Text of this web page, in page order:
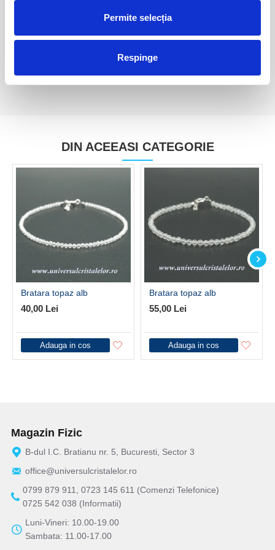
Permite selecția
Respinge
Pandantiv topaz
15,00 Lei
Pandantiv topaz
60,00 Lei
DIN ACEEASI CATEGORIE
Bratara topaz alb
40,00 Lei
Adauga in cos
Bratara topaz alb
55,00 Lei
Adauga in cos
Magazin Fizic
B-dul I.C. Bratianu nr. 5, Bucuresti, Sector 3
office@universulcristalelor.ro
0799 879 911, 0723 145 611 (Comenzi Telefonice)
0725 542 038 (Informatii)
Luni-Vineri: 10.00-19.00
Sambata: 11.00-17.00